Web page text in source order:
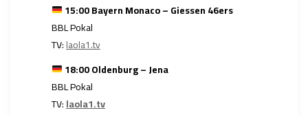
15:00 Bayern Monaco – Giessen 46ers
BBL Pokal
TV:laola1.tv
18:00 Oldenburg – Jena
BBL Pokal
TV:laola1.tv